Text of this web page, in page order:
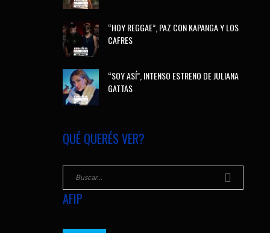
“HOY REGGAE”, PAZ CON KAPANGA Y LOS
CAFRES
“SOY ASÍ”, INTENSO ESTRENO DE JULIANA
GATTAS
QUÉ QUERÉS VER?
AFIP